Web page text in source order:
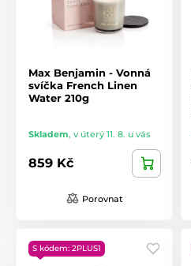
Max Benjamin - Vonná
svíčka French Linen
Water 210g
Skladem, v úterý 11. 8. u vás
859 Kč
Porovnat
S kódem: 2PLUS1